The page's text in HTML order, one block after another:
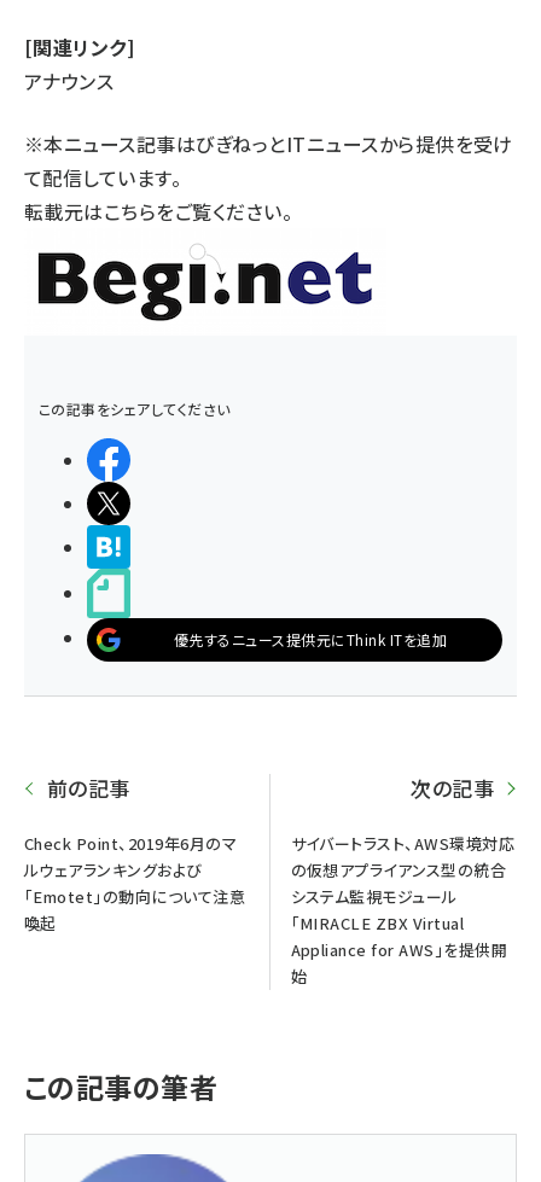
[関連リンク]
アナウンス
※本ニュース記事はびぎねっとITニュースから提供を受け
て配信しています。
転載元はこちらをご覧ください。
この記事をシェアしてください
優先するニュース提供元にThink ITを追加
前の記事
Check Point、2019年6月のマ
ルウェアランキングおよび
「Emotet」の動向について注意
喚起
次の記事
サイバートラスト、AWS環境対応
の仮想アプライアンス型の統合
システム監視モジュール
「MIRACLE ZBX Virtual
Appliance for AWS」を提供開
始
この記事の筆者